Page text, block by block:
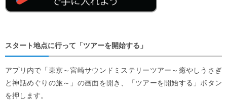
スタート地点に行って「ツアーを開始する」
アプリ内で「東京～宮崎サウンドミステリーツアー～癒やしうさぎ
と神話めぐりの旅～」の画面を開き、「ツアーを開始する」ボタン
を押します。